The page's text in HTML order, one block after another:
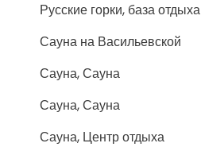
Русские горки, база отдыха
Сауна на Васильевской
Сауна, Сауна
Сауна, Сауна
Сауна, Центр отдыха